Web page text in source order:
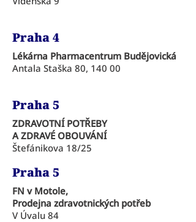
Praha 4
Lékárna Pharmacentrum Budějovická
Antala Staška 80, 140 00
Praha 5
ZDRAVOTNÍ POTŘEBY
A ZDRAVÉ OBOUVÁNÍ
Štefánikova 18/25
Praha 5
FN v Motole,
Prodejna zdravotnických potřeb
V Úvalu 84